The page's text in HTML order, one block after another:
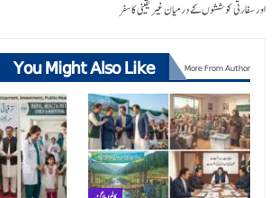
اور سفارتی کوششوں کے درمیان غیر یقینی کا سفر
You Might Also Like More From Author